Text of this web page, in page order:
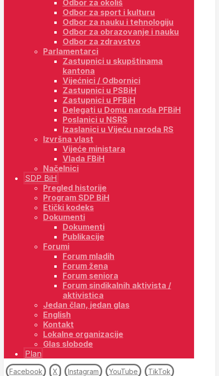
Odbor za okoliš
Odbor za sport i kulturu
Odbor za nauku i tehnologiju
Odbor za obrazovanje i nauku
Odbor za zdravstvo
Parlamentarci
Zastupnici u skupštinama
kantona
Vijećnici / Odbornici
Zastupnici u PSBiH
Zastupnici u PFBiH
Delegati u Domu naroda PFBiH
Poslanici u NSRS
Izaslanici u Vijeću naroda RS
Izvršna vlast
Vijeće ministara
Vlada FBiH
Načelnici
SDP BiH
Pregled historije
Program SDP BiH
Etički kodeks
Dokumenti
Dokumenti
Publikacije
Forumi
Forum mladih
Forum žena
Forum seniora
Forum sindikalnih aktivista /
aktivistica
Jedan član, jedan glas
English
Kontakt
Lokalne organizacije
Glas slobode
Plan
Facebook X Instagram YouTube TikTok